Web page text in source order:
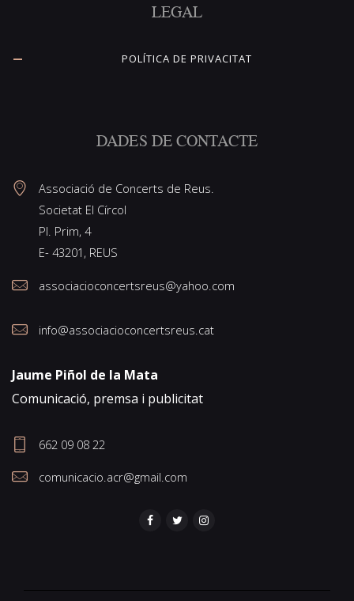
LEGAL
POLÍTICA DE PRIVACITAT
DADES DE CONTACTE
Associació de Concerts de Reus.
Societat El Círcol
Pl. Prim, 4
E- 43201, REUS
associacioconcertsreus@yahoo.com
info@associacioconcertsreus.cat
Jaume Piñol de la Mata
Comunicació, premsa i publicitat
662 09 08 22
comunicacio.acr@gmail.com